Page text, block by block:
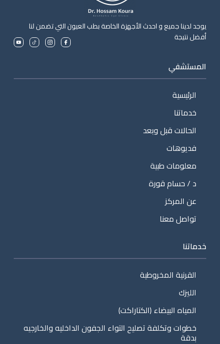
يوجد لدينا جميع و احدث الأجهزة الخاصة بطب العيون التي تضمن لنا
أفضل نتيجة
المستشفي
الرئيسية
خدماتنا
الحالات قبل وبعد
فديوهات
معلومات طبية
د / حسام قورة
عن المركز
تواصل معنا
خدماتنا
القرنية المخروطية
الليزك
المياه البيضاء (الكتاراكت)
خطوات وتكلفة تصليح التواء الجفون الداخليه والخارجيه
بدقة